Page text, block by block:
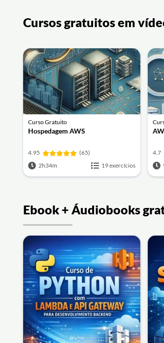
Cursos gratuitos em
Curso Gratuito
Hospedagem AWS
4.95
(65)
2h34m
19 exercícios
4.7
Ebook + Áudiobooks